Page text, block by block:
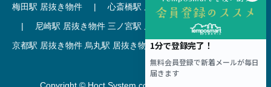
梅田駅 居抜き物件
| 心斎橋駅 居抜き物件 本町駅 居抜き物件
|
尼崎駅 居抜き物件 三ノ宮駅 居抜き物件
|
京都駅 居抜き物件 烏丸駅 居抜き物件 | 四条駅 居抜き物件
Copyright © Hoct System corp. All rights reserved.